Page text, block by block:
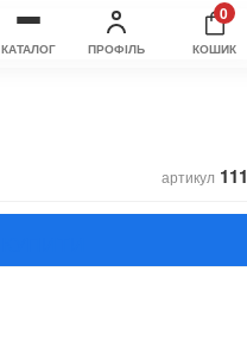
КАТАЛОГ ПРОФІЛЬ
0
КОШИК
артикул